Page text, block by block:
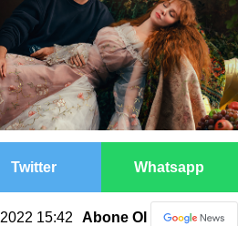
Twitter Whatsapp
15:42 Abone Ol